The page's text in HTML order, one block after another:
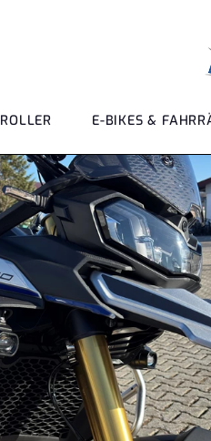
ROLLER E-BIKES &